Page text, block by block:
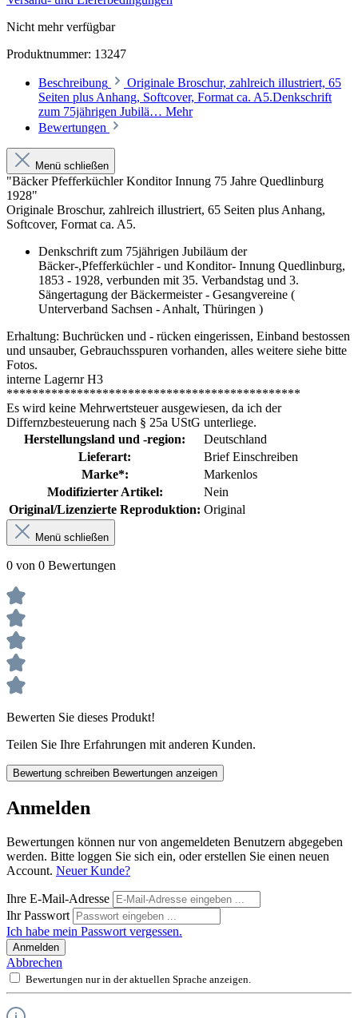
Nicht mehr verfügbar
Produktnummer: 13247
Beschreibung
Originale Broschur, zahlreich illustriert, 65
Seiten plus Anhang, Softcover, Format ca. A5.Denkschrift
zum 75jährigen Jubilä… Mehr
Bewertungen
Menü schließen
"Bäcker Pfefferküchler Konditor Innung 75 Jahre Quedlinburg
1928"
Originale Broschur, zahlreich illustriert, 65 Seiten plus Anhang,
Softcover, Format ca. A5.
Denkschrift zum 75jährigen Jubiläum der
Bäcker-,Pfefferküchler - und Konditor- Innung Quedlinburg,
1853 - 1928, verbunden mit 35. Verbandstag und 3.
Sängertagung der Bäckermeister - Gesangvereine (
Unterverband Sachsen - Anhalt, Thüringen )
Erhaltung: Buchrücken und - rücken eingerissen, Einband bestossen
und unsauber, Gebrauchsspuren vorhanden, alles weitere siehe bitte
Fotos.
interne Lagernr H3
**********************************************
Es wird keine Mehrwertsteuer ausgewiesen, da ich der
Differnzbesteuerung nach § 25a UStG unterliege.
Herstellungsland und -region:
Deutschland
Lieferart:
Brief Einschreiben
Marke*:
Markenlos
Modifizierter Artikel:
Nein
Original/Lizenzierte Reproduktion: Original
Menü schließen
0 von 0 Bewertungen
Bewerten Sie dieses Produkt!
Teilen Sie Ihre Erfahrungen mit anderen Kunden.
Bewertung schreiben Bewertungen anzeigen
Anmelden
Bewertungen können nur von angemeldeten Benutzern abgegeben
werden. Bitte loggen Sie sich ein, oder erstellen Sie einen neuen
Account. Neuer Kunde?
Ihre E-Mail-Adresse
Ihr Passwort
Ich habe mein Passwort vergessen.
Anmelden
Abbrechen
Bewertungen nur in der aktuellen Sprache anzeigen.